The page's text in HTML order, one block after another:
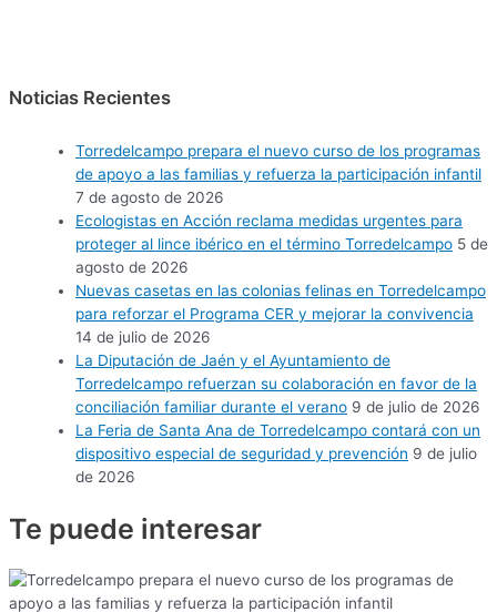
Noticias Recientes
Torredelcampo prepara el nuevo curso de los programas
de apoyo a las familias y refuerza la participación infantil
7 de agosto de 2026
Ecologistas en Acción reclama medidas urgentes para
proteger al lince ibérico en el término Torredelcampo 5 de
agosto de 2026
Nuevas casetas en las colonias felinas en Torredelcampo
para reforzar el Programa CER y mejorar la convivencia
14 de julio de 2026
La Diputación de Jaén y el Ayuntamiento de
Torredelcampo refuerzan su colaboración en favor de la
conciliación familiar durante el verano 9 de julio de 2026
La Feria de Santa Ana de Torredelcampo contará con un
dispositivo especial de seguridad y prevención 9 de julio
de 2026
Te puede interesar